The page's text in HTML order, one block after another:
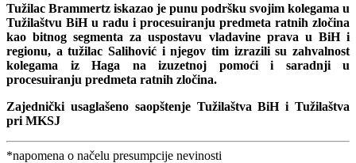
Tužilac Brammertz iskazao je punu podršku svojim kolegama u
Tužilaštvu BiH u radu i procesuiranju predmeta ratnih zločina
kao bitnog segmenta za uspostavu vladavine prava u BiH i
regionu, a tužilac Salihović i njegov tim izrazili su zahvalnost
kolegama iz Haga na izuzetnoj pomoći i saradnji u
procesuiranju predmeta ratnih zločina.
Zajednički usaglašeno saopštenje Tužilaštva BiH i Tužilaštva
pri MKSJ
*napomena o načelu presumpcije nevinosti